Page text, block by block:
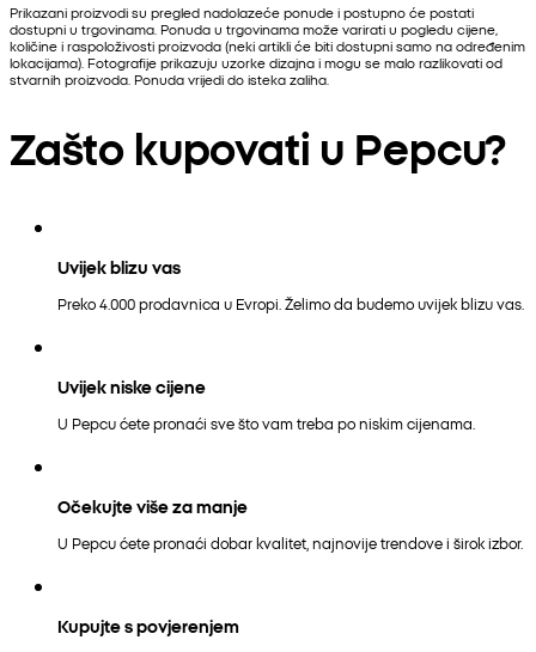
Prikazani proizvodi su pregled nadolazeće ponude i postupno će postati
dostupni u trgovinama. Ponuda u trgovinama može varirati u pogledu cijene,
količine i raspoloživosti proizvoda (neki artikli će biti dostupni samo na određenim
lokacijama). Fotografije prikazuju uzorke dizajna i mogu se malo razlikovati od
stvarnih proizvoda. Ponuda vrijedi do isteka zaliha.
Zašto kupovati u Pepcu?
Uvijek blizu vas
Preko 4.000 prodavnica u Evropi. Želimo da budemo uvijek blizu vas.
Uvijek niske cijene
U Pepcu ćete pronaći sve što vam treba po niskim cijenama.
Očekujte više za manje
U Pepcu ćete pronaći dobar kvalitet, najnovije trendove i širok izbor.
Kupujte s povjerenjem